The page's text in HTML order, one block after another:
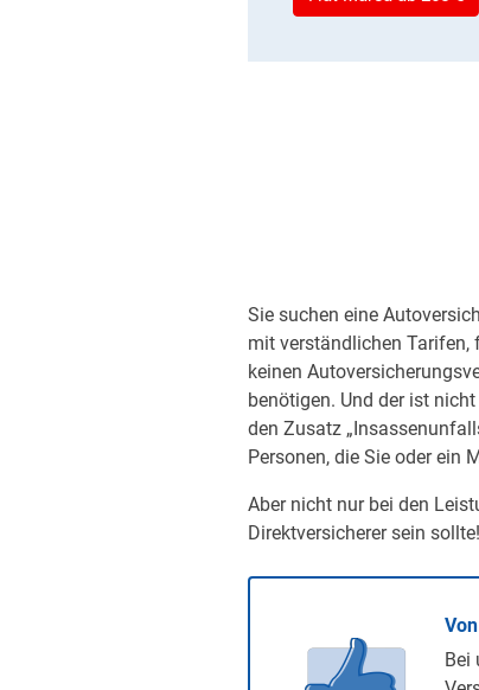
Sie suchen eine
mit verständlichen Tarifen,
keinen
benötigen. Und der ist
den Zusatz
Personen, die Sie oder ein
Aber nicht nur bei den
Direktversicherer sein sollte!
Bei